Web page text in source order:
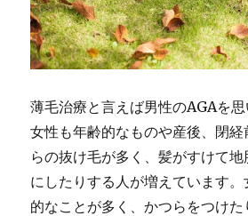
薄毛治療と言えば男性のAGAを思
女性も年齢的なものや産後、閉
らの抜け毛が多く、髪がすけて
にしたりする人が増えています
的なことが多く、かつらをつけた